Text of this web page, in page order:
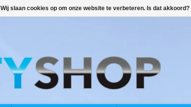
Wij slaan cookies op om onze website te verbeteren. Is dat akkoord?